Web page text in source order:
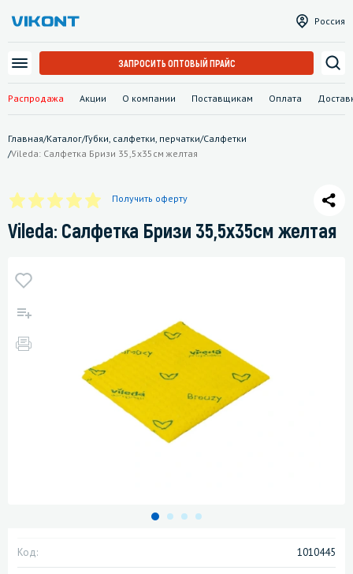
Распродажа Акции О компании Поставщикам Оплата
Россия
ЗАПРОСИТЬ ОПТОВЫЙ ПРАЙС
Главная/Каталог/Губки, салфетки, перчатки/Салфетки
/Vileda: Салфетка Бризи 35,5x35см желтая
Получить оферту
Vileda: Салфетка Бризи 35,5x35см желтая
Код: 1010445